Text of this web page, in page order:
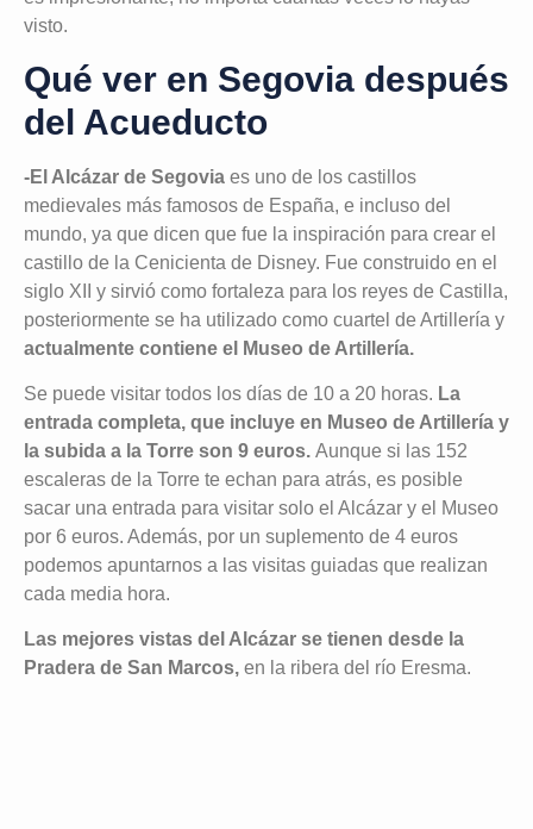
visto.
Qué ver en Segovia después
del Acueducto
-El Alcázar de Segovia es uno de los castillos
medievales más famosos de España, e incluso del
mundo, ya que dicen que fue la inspiración para crear el
castillo de la Cenicienta de Disney. Fue construido en el
siglo XII y sirvió como fortaleza para los reyes de Castilla,
posteriormente se ha utilizado como cuartel de Artillería y
actualmente contiene el Museo de Artillería.
Se puede visitar todos los días de 10 a 20 horas. La
entrada completa, que incluye en Museo de Artillería y
la subida a la Torre son 9 euros. Aunque si las 152
escaleras de la Torre te echan para atrás, es posible
sacar una entrada para visitar solo el Alcázar y el Museo
por 6 euros. Además, por un suplemento de 4 euros
podemos apuntarnos a las visitas guiadas que realizan
cada media hora.
Las mejores vistas del Alcázar se tienen desde la
Pradera de San Marcos, en la ribera del río Eresma.